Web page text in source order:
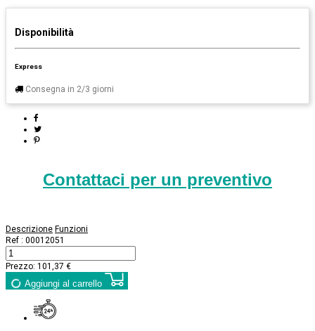
Disponibilità
Express
Consegna in 2/3 giorni
Contattaci per un preventivo
Descrizione Funzioni
Ref : 00012051
Prezzo: 101,37 €
Aggiungi al carrello